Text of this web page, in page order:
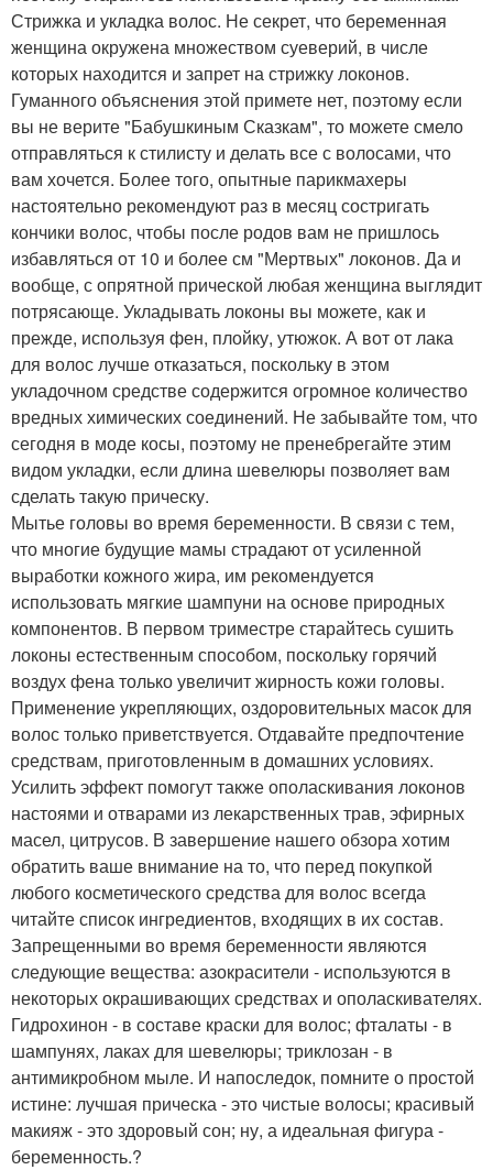
Стрижка и укладка волос. Не секрет, что беременная
женщина окружена множеством суеверий, в числе
которых находится и запрет на стрижку локонов.
Гуманного объяснения этой примете нет, поэтому если
вы не верите "Бабушкиным Сказкам", то можете смело
отправляться к стилисту и делать все с волосами, что
вам хочется. Более того, опытные парикмахеры
настоятельно рекомендуют раз в месяц состригать
кончики волос, чтобы после родов вам не пришлось
избавляться от 10 и более см "Мертвых" локонов. Да и
вообще, с опрятной прической любая женщина выглядит
потрясающе. Укладывать локоны вы можете, как и
прежде, используя фен, плойку, утюжок. А вот от лака
для волос лучше отказаться, поскольку в этом
укладочном средстве содержится огромное количество
вредных химических соединений. Не забывайте том, что
сегодня в моде косы, поэтому не пренебрегайте этим
видом укладки, если длина шевелюры позволяет вам
сделать такую прическу.
Мытье головы во время беременности. В связи с тем,
что многие будущие мамы страдают от усиленной
выработки кожного жира, им рекомендуется
использовать мягкие шампуни на основе природных
компонентов. В первом триместре старайтесь сушить
локоны естественным способом, поскольку горячий
воздух фена только увеличит жирность кожи головы.
Применение укрепляющих, оздоровительных масок для
волос только приветствуется. Отдавайте предпочтение
средствам, приготовленным в домашних условиях.
Усилить эффект помогут также ополаскивания локонов
настоями и отварами из лекарственных трав, эфирных
масел, цитрусов. В завершение нашего обзора хотим
обратить ваше внимание на то, что перед покупкой
любого косметического средства для волос всегда
читайте список ингредиентов, входящих в их состав.
Запрещенными во время беременности являются
следующие вещества: азокрасители - используются в
некоторых окрашивающих средствах и ополаскивателях.
Гидрохинон - в составе краски для волос; фталаты - в
шампунях, лаках для шевелюры; триклозан - в
антимикробном мыле. И напоследок, помните о простой
истине: лучшая прическа - это чистые волосы; красивый
макияж - это здоровый сон; ну, а идеальная фигура -
беременность.?